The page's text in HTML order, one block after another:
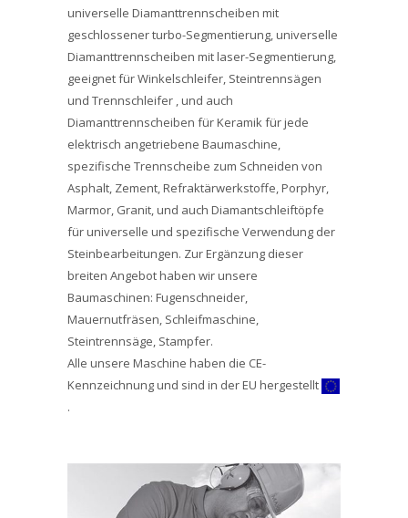
universelle Diamanttrennscheiben mit
geschlossener turbo-Segmentierung, universelle
Diamanttrennscheiben mit laser-Segmentierung,
geeignet für Winkelschleifer, Steintrennsägen
und Trennschleifer , und auch
Diamanttrennscheiben für Keramik für jede
elektrisch angetriebene Baumaschine,
spezifische Trennscheibe zum Schneiden von
Asphalt, Zement, Refraktärwerkstoffe, Porphyr,
Marmor, Granit, und auch Diamantschleiftöpfe
für universelle und spezifische Verwendung der
Steinbearbeitungen. Zur Ergänzung dieser
breiten Angebot haben wir unsere
Baumaschinen: Fugenschneider,
Mauernutfräsen, Schleifmaschine,
Steintrennsäge, Stampfer.
Alle unsere Maschine haben die CE-
Kennzeichnung und sind in der EU hergestellt
.